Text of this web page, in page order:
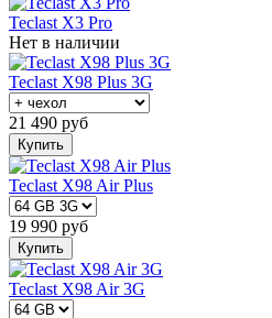
Teclast X3 Pro
Нет в наличии
Teclast X98 Plus 3G
21 490 руб
Купить
Teclast X98 Air Plus
19 990 руб
Купить
Teclast X98 Air 3G